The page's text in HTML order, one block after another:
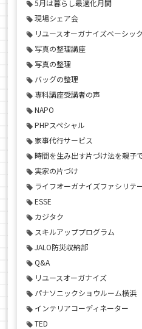
5月は暮らし最適化月間
現場シェア会
リユースオーガナイズベーシック
写真の整理講座
写真の整理
バッグの整理
専科講座受講者の声
NAPO
PHPスペシャル
家事代行サービス
時間を生み出す片づけ法を親子
実家の片づけ
ライフオーガナイズファシリテ
ESSE
カジタク
スキルアッププログラム
JALO防災収納部
Q&A
リユースオーガナイズ
パナソニックショウルーム横浜
インテリアコーディネーター
TED